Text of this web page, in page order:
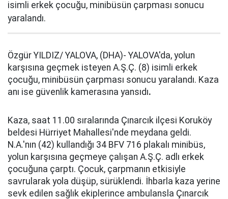
isimli erkek çocuğu, minibüsün çarpması sonucu
yaralandı.
Özgür YILDIZ/ YALOVA, (DHA)- YALOVA'da, yolun
karşısına geçmek isteyen A.Ş.Ç. (8) isimli erkek
çocuğu, minibüsün çarpması sonucu yaralandı. Kaza
anı ise güvenlik kamerasına yansıdı.
Kaza, saat 11.00 sıralarında Çınarcık ilçesi Koruköy
beldesi Hürriyet Mahallesi'nde meydana geldi.
N.A.'nın (42) kullandığı 34 BFV 716 plakalı minibüs,
yolun karşısına geçmeye çalışan A.Ş.Ç. adlı erkek
çocuğuna çarptı. Çocuk, çarpmanın etkisiyle
savrularak yola düşüp, sürüklendi. İhbarla kaza yerine
sevk edilen sağlık ekiplerince ambulansla Çınarcık